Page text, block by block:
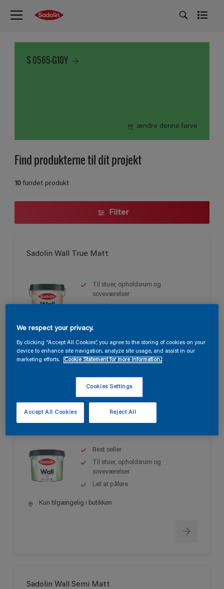
S 0565-G10Y
ændre denne farve
Find produkterne til dit projekt
10fundet produkt
Filter
Sadolin Wall True Matt
Til stuer, opholdsrum og
soveværelser
Best seller
Til stuer, opholdsrum og
soveværelser
Let at påføre
Kun tilgængelig i butikken
Sadolin Wall Semi Matt
We respect your privacy.
By clicking “Accept All Cookies”, you agree to the storing of cookies on your
device to enhance site navigation, analyze site usage, and assist in our
marketing efforts.
Cookie Statement for more information.
Cookies Settings
Reject All
Accept All Cookies